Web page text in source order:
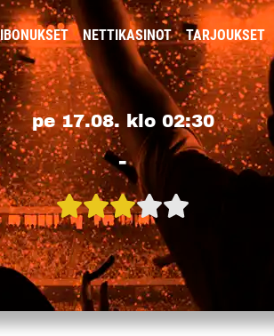
NETTIKASINOT TARJOUKSET
pe 17.08. klo 02:30
-